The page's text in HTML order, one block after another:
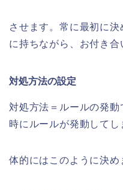
させます。常に最初に
に持ちながら、お付き合
対処方法の設定
対処方法＝ルールの発
時にルールが発動してし
体的にはこのように決め